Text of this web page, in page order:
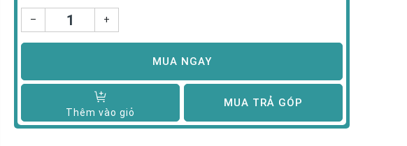
– +
MUA NGAY
Thêm vào giỏ
MUA TRẢ GÓP